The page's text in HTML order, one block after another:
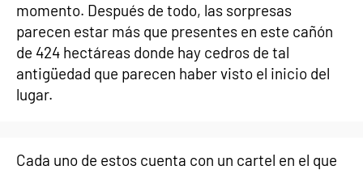
momento. Después de todo, las sorpresas
parecen estar más que presentes en este cañón
de 424 hectáreas donde hay cedros de tal
antigüedad que parecen haber visto el inicio del
lugar.
Cada uno de estos cuenta con un cartel en el que